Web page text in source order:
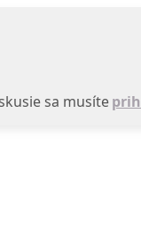
sa musíte